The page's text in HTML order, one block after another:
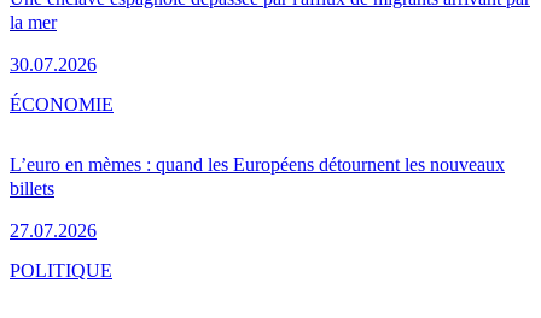
la mer
30.07.2026
L’euro en mèmes : quand les Européens détournent les nouveaux
billets
27.07.2026
ÉCONOMIE
POLITIQUE